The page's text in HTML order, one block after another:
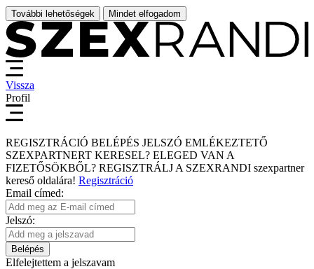
További lehetőségek Mindet elfogadom
Vissza
Profil
REGISZTRÁCIÓ BELÉPÉS JELSZÓ EMLÉKEZTETŐ
SZEXPARTNERT KERESEL? ELEGED VAN A
FIZETŐSÖKBŐL? REGISZTRÁLJ A SZEXRANDI szexpartner
kereső oldalára! Regisztráció
Email címed:
Jelszó:
Belépés
Elfelejtettem a jelszavam